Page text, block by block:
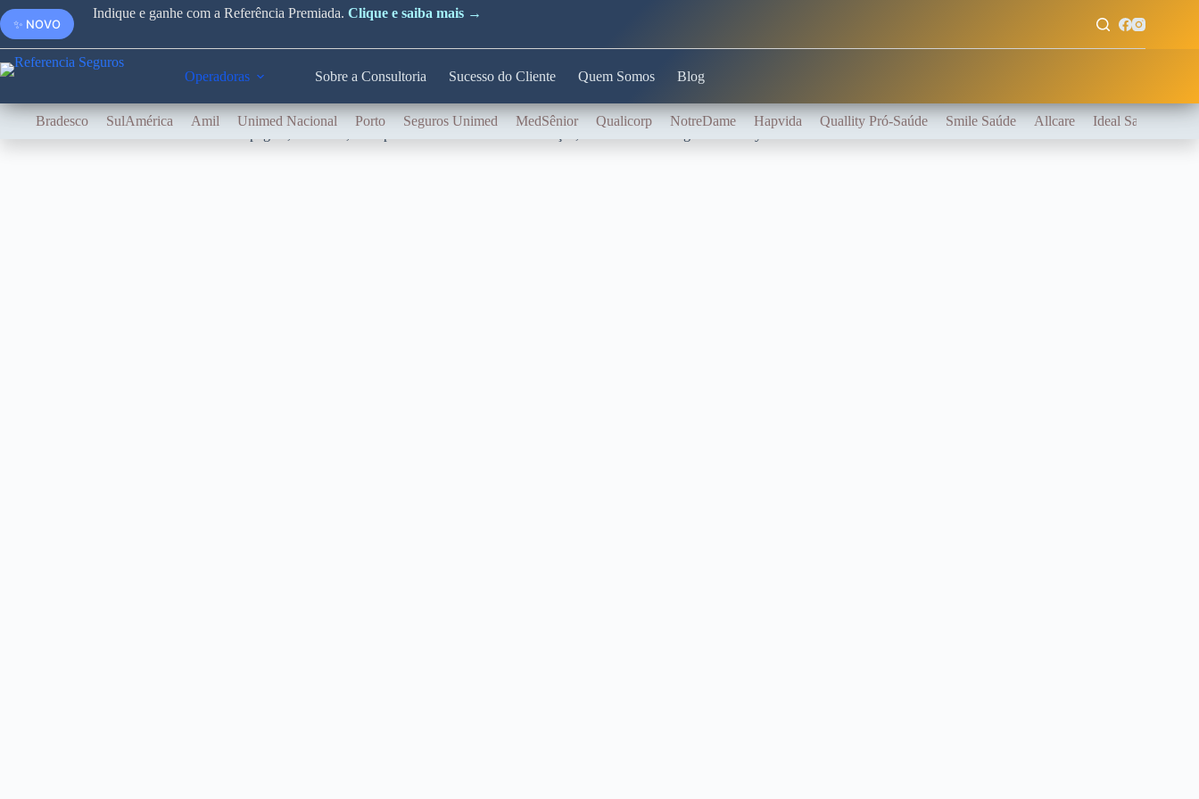
✨ NOVO
Indique e ganhe com a Referência Premiada. Clique e saiba mais →
Operadoras Sobre a Consultoria Sucesso do Cliente Quem Somos Blog
Bradesco SulAmérica Amil Unimed Nacional Porto Seguros Unimed MedSênior Qualicorp NotreDame Hapvida Quallity Pró-Saúde Smile Saúde Allcare Ideal Saúde